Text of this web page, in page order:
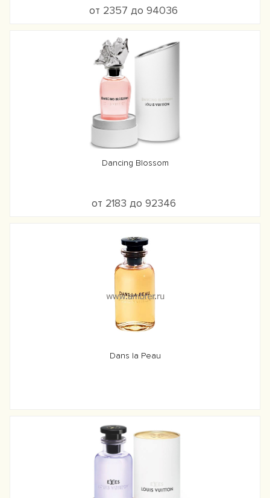
от 2357 до 94036
Dancing Blossom
от 2183 до 92346
Dans la Peau